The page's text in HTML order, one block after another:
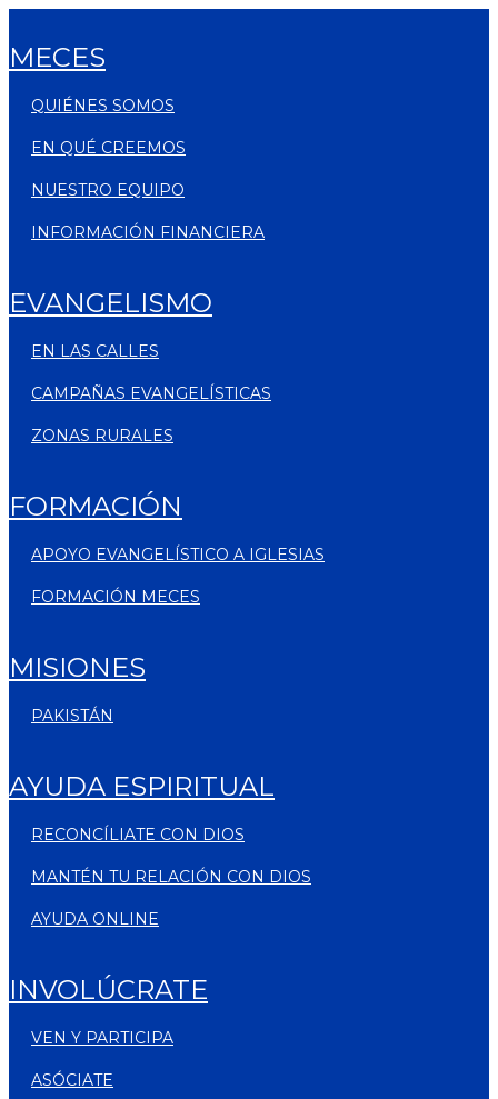
MECES
QUIÉNES SOMOS
EN QUÉ CREEMOS
NUESTRO EQUIPO
INFORMACIÓN FINANCIERA
EVANGELISMO
EN LAS CALLES
CAMPAÑAS EVANGELÍSTICAS
ZONAS RURALES
FORMACIÓN
APOYO EVANGELÍSTICO A IGLESIAS
FORMACIÓN MECES
MISIONES
PAKISTÁN
AYUDA ESPIRITUAL
RECONCÍLIATE CON DIOS
MANTÉN TU RELACIÓN CON DIOS
AYUDA ONLINE
INVOLÚCRATE
VEN Y PARTICIPA
ASÓCIATE